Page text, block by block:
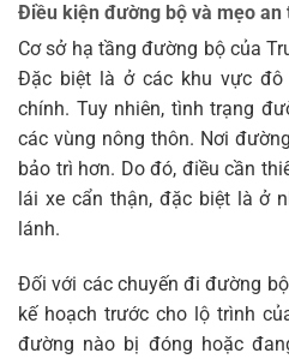
Điều kiện đường bộ và mẹo an
Cơ sở hạ tầng đường bộ của
Đặc biệt là ở các khu vực
chính. Tuy nhiên, tình trạng
các vùng nông thôn. Nơi
bảo trì hơn. Do đó, điều cần
lái xe cẩn thận, đặc biệt là ở
lánh.
Đối với các chuyến đi đường
kế hoạch trước cho lộ trình
đường nào bị đóng hoặc